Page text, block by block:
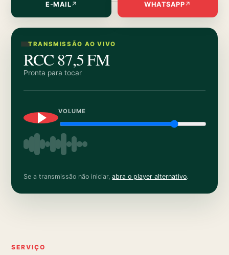
E-MAIL↗ WHATSAPP ↗
TRANSMISSÃO AO VIVO
RCC 87,5 FM
Pronta para tocar
VOLUME
Se a transmissão não iniciar,abra o player alternativo.
SERVIÇO